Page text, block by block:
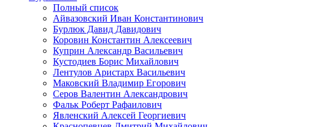
Полный список
Айвазовский Иван Константинович
Бурлюк Давид Давидович
Коровин Константин Алексеевич
Куприн Александр Васильевич
Кустодиев Борис Михайлович
Лентулов Аристарх Васильевич
Маковский Владимир Егорович
Серов Валентин Александрович
Фальк Роберт Рафаилович
Явленский Алексей Георгиевич